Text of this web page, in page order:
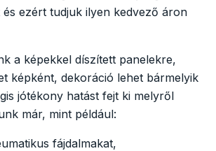
ezért tudjuk ilyen kedvező áron
a képekkel díszített panelekre,
képként, dekoráció lehet bármelyik
jótékony hatást fejt ki melyről
már, mint például:
fájdalmakat,